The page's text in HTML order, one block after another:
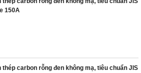
150A
thép carbon rỗng đen không mạ, tiêu chuẩn JIS